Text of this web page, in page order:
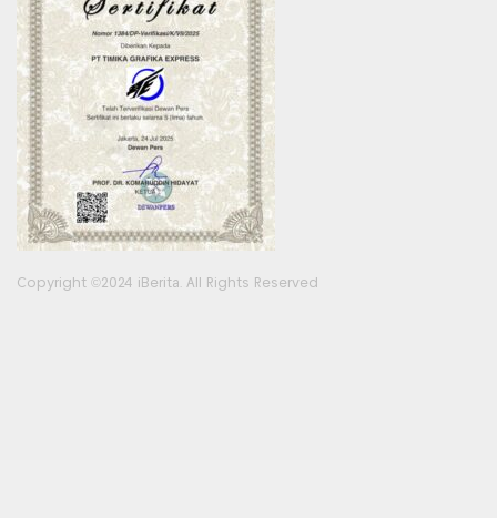
Copyright ©2024 iBerita. All Rights Reserved